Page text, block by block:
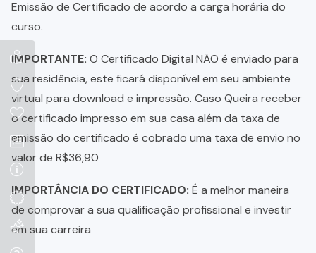
Emissão de Certificado de acordo a carga horária do
curso.
IMPORTANTE: O Certificado Digital NÃO é enviado para
sua residência, este ficará disponível em seu ambiente
virtual para download e impressão. Caso Queira receber
o certificado impresso em sua casa além da taxa de
emissão do certificado é cobrado uma taxa de envio no
valor de R$36,90
IMPORTÂNCIA DO CERTIFICADO: É a melhor maneira
de comprovar a sua qualificação profissional e investir
em sua carreira